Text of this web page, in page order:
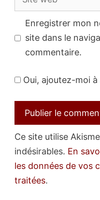
web
Enregistrer mon
site dans le
commentaire.
Oui, ajoutez-moi
Ce site utilise
indésirables. En
les données de vos
traitées.